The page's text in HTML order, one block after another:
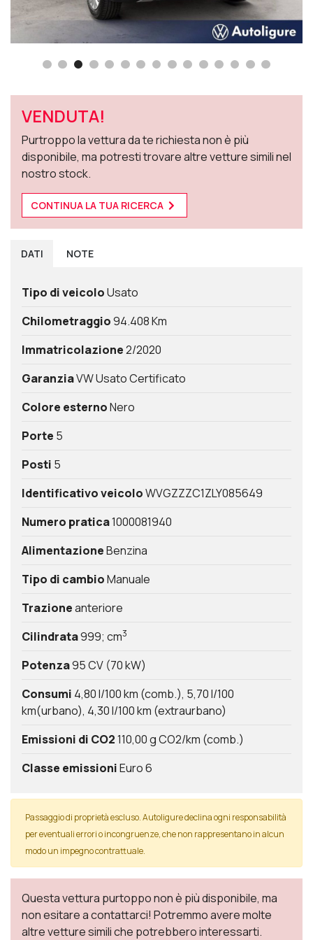
VENDUTA!
Purtroppo la vettura da te richiesta non è più
disponibile, ma potresti trovare altre vetture simili nel
nostro stock.
CONTINUA LA TUA RICERCA
DATI NOTE
Tipo di veicoloUsato
Chilometraggio94.408 Km
Immatricolazione2/2020
GaranziaVW Usato Certificato
Colore esternoNero
Porte 5
Posti 5
Identificativo veicoloWVGZZZC1ZLY085649
Numero pratica1000081940
AlimentazioneBenzina
Tipo di cambioManuale
Trazioneanteriore
Cilindrata999; cm3
Potenza95 CV (70 kW)
Consumi 4,80 l/100 km (comb.) 5,70 l/100
km(urbano) 4,30 l/100 km (extraurbano)
Emissioni di CO2110,00 g CO2/km (comb.)
Classe emissioniEuro 6
Passaggio di proprietà escluso. Autoligure declina ogni responsabilità
per eventuali errori o incongruenze, che non rappresentano in alcun
modo un impegno contrattuale.
Questa vettura purtoppo non è più disponibile, ma
non esitare a contattarci! Potremmo avere molte
altre vetture simili che potrebbero interessarti.